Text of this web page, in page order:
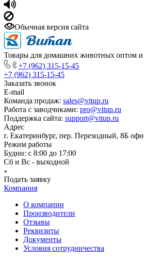
Обычная версия сайта
Товары для домашних животных оптом и
+7 (962) 315-15-45
+7 (962) 315-15-45
Заказать звонок
E-mail
Команда продаж: sales@vitup.ru
Работа с заводчиками: pro@vitup.ru
Поддержка сайта: support@vitup.ru
Адрес
г. Екатеринбург, пер. Переходный, 8Б
Режим работы
Будни: с 8:00 до 17:00
Сб и Вс - выходной
Подать заявку
Компания
О компании
Производители
Отзывы
Реквизиты
Документы
Условия сотрудничества